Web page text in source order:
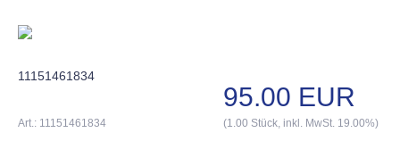
11151461834
95.00 EUR
Art.: 11151461834 (1.00 Stück, inkl. MwSt. 19.00%)